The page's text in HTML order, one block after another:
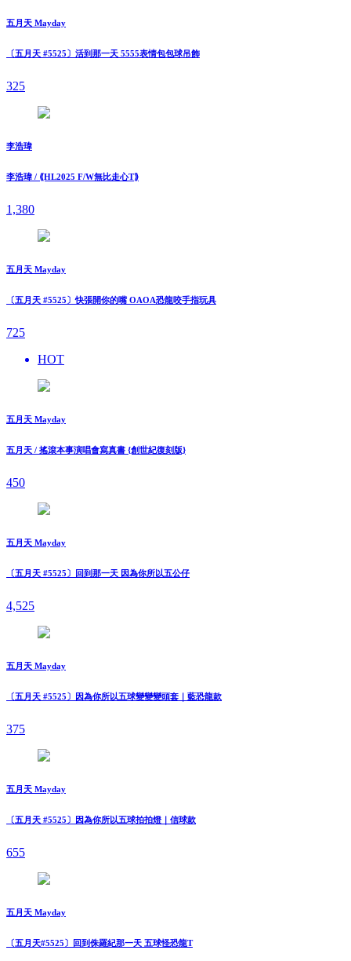
五月天 Mayday
〔五月天 #5525〕活到那一天 5555表情包包球吊飾
325
李浩瑋
李浩瑋 / ⟪HL2025 F/W無比走⼼T⟫
1,380
五月天 Mayday
〔五月天 #5525〕快張開你的嘴 OAOA恐龍咬手指玩具
725
HOT
五月天 Mayday
五月天 / 搖滾本事演唱會寫真書 {創世紀復刻版}
450
五月天 Mayday
〔五月天 #5525〕回到那一天 因為你所以五公仔
4,525
五月天 Mayday
〔五月天 #5525〕因為你所以五球變變變頭套｜藍恐龍款
375
五月天 Mayday
〔五月天 #5525〕因為你所以五球拍拍燈｜信球款
655
五月天 Mayday
〔五月天#5525〕回到侏羅紀那一天 五球怪恐龍T